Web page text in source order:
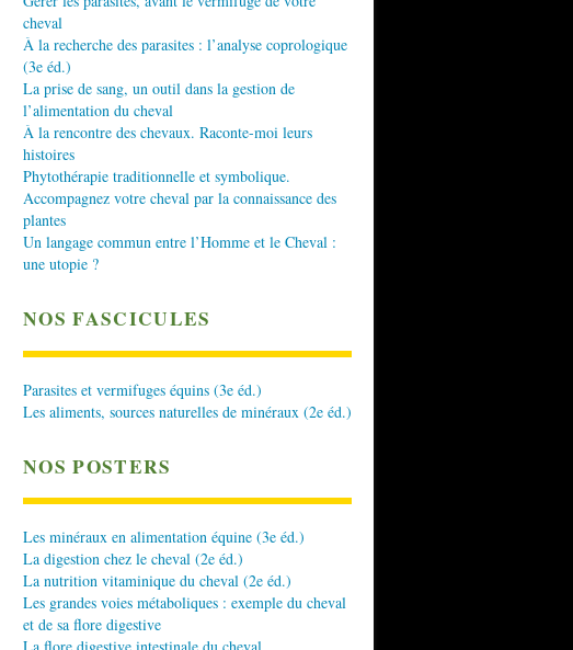
cheval
À la recherche des parasites : l’analyse coprologique
(3e éd.)
La prise de sang, un outil dans la gestion de
l’alimentation du cheval
À la rencontre des chevaux. Raconte-moi leurs
histoires
Phytothérapie traditionnelle et symbolique.
Accompagnez votre cheval par la connaissance des
plantes
Un langage commun entre l’Homme et le Cheval :
une utopie ?
NOS FASCICULES
Parasites et vermifuges équins (3e éd.)
Les aliments, sources naturelles de minéraux (2e éd.)
NOS POSTERS
Les minéraux en alimentation équine (3e éd.)
La digestion chez le cheval (2e éd.)
La nutrition vitaminique du cheval (2e éd.)
Les grandes voies métaboliques : exemple du cheval
et de sa flore digestive